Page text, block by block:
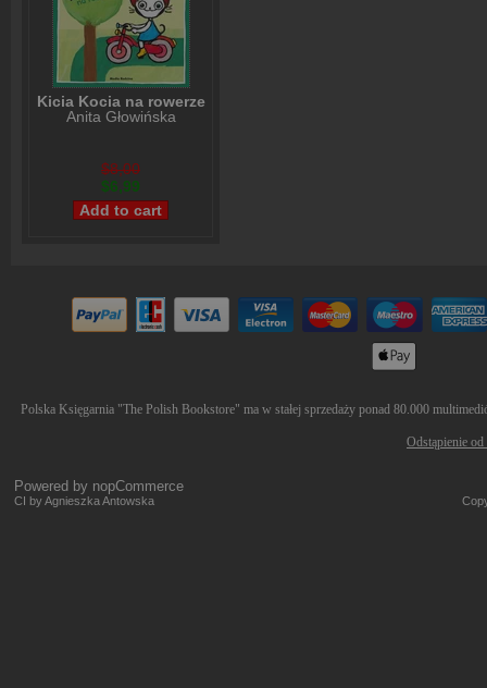
Kicia Kocia na rowerze
Anita Głowińska
$8,00
$6,99
Polska Księgarnia "The Polish Bookstore" ma w stałej sprzedaży ponad 80.000
Odstąpienie
Powered by nopCommerce
CI by Agnieszka Antowska